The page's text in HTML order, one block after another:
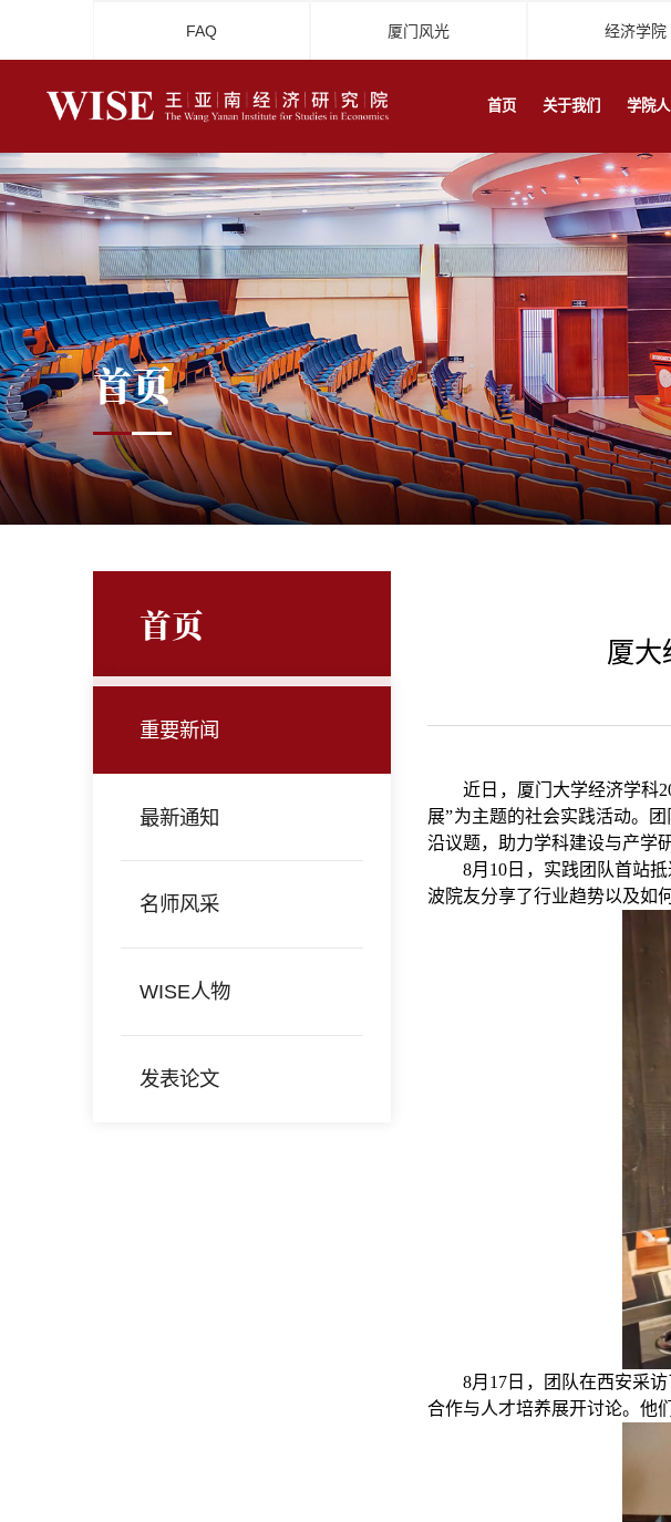
FAQ 厦门风光 经济学院
首页 关于我们 学院
首页
首页
重要新闻
最新通知
名师风采
WISE人物
发表论文
厦大
近日，厦门大学经济学科
展”为主题的社会实践活动。
沿议题，助力学科建设与产学
8月10日，实践团队首站
波院友分享了行业趋势以及如
8月17日，团队在西安采
合作与人才培养展开讨论。他